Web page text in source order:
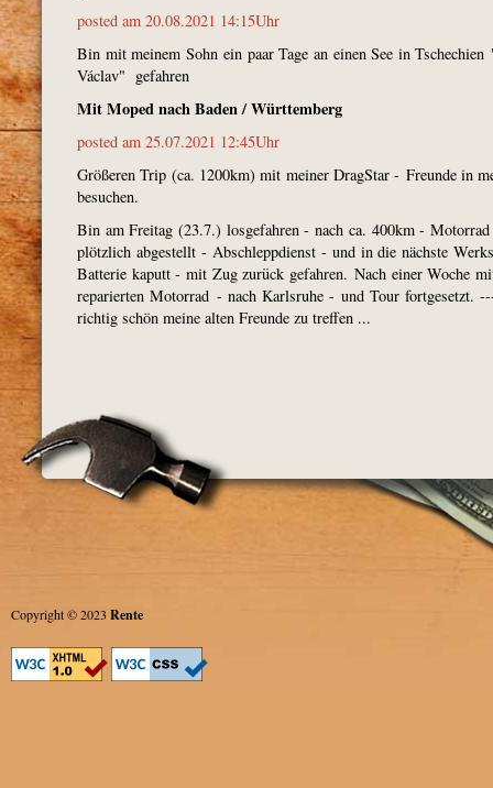
posted am 20.08.2021 14:15Uhr
Bin mit meinem Sohn ein paar Tage an einen See in Tschechien
Václav" gefahren
Mit Moped nach Baden / Württemberg
posted am 25.07.2021 12:45Uhr
Größeren Trip (ca. 1200km) mit meiner DragStar - Freunde in
besuchen.
Bin am Freitag (23.7.) losgefahren - nach ca. 400km -
plötzlich abgestellt - Abschleppdienst - und in die nächste
Batterie kaputt - mit Zug zurück gefahren. Nach einer Woche
reparierten Motorrad - nach Karlsruhe - und Tour fortgesetzt.
richtig schön meine alten Freunde zu treffen ...
Copyright © 2023 Rente